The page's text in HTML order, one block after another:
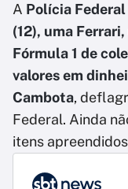
A Polícia
(12), uma
Fórmula 1 de
valores em
Cambota,
Federal. Ainda
itens